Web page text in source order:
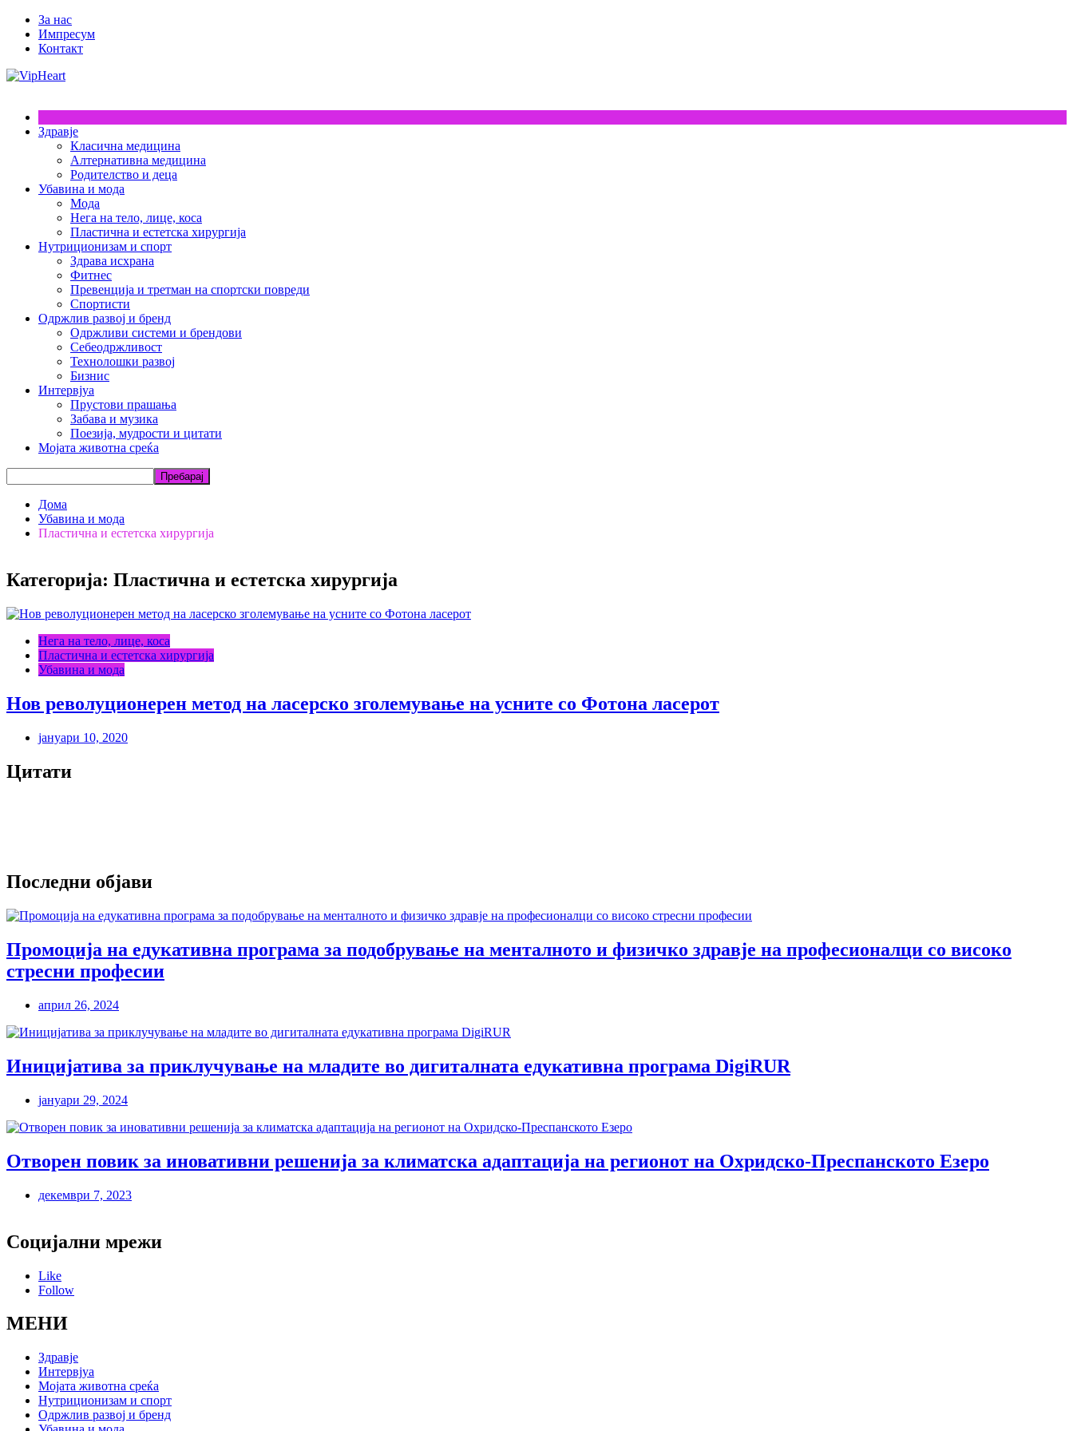
За нас
Импресум
Контакт
Здравје
Класична медицина
Алтернативна медицина
Родителство и деца
Убавина и мода
Мода
Нега на тело, лице, коса
Пластична и естетска хирургија
Нутриционизам и спорт
Здрава исхрана
Фитнес
Превенција и третман на спортски повреди
Спортисти
Одржлив развој и бренд
Одржливи системи и брендови
Себеодржливост
Технолошки развој
Бизнис
Интервјуа
Прустови прашања
Забава и музика
Поезија, мудрости и цитати
Мојата животна среќа
Дома
Убавина и мода
Пластична и естетска хирургија
Категорија: Пластична и естетска хирургија
Нега на тело, лице, коса
Пластична и естетска хирургија
Убавина и мода
Нов револуционерен метод на ласерско зголемување на усните со Фотона ласерот
јануари 10, 2020
Цитати
Последни објави
Промоција на едукативна програма за подобрување на менталното и физичко здравје на професионалци со високо
стресни професии
април 26, 2024
Иницијатива за приклучување на младите во дигиталната едукативна програма DigiRUR
јануари 29, 2024
Отворен повик за иновативни решенија за климатска адаптација на регионот на Охридско-Преспанското Езеро
декември 7, 2023
Социјални мрежи
Like
Follow
МЕНИ
Здравје
Интервјуа
Мојата животна среќа
Нутриционизам и спорт
Одржлив развој и бренд